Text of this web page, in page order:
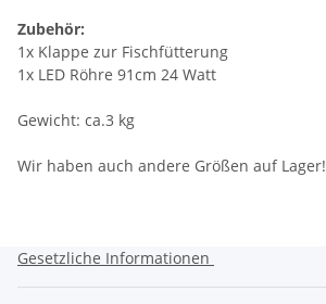
Zubehör:
1x Klappe zur Fischfütterung
1x LED Röhre 91cm 24 Watt
Gewicht: ca.3 kg
Wir haben auch andere Größen auf Lager!
Gesetzliche Informationen